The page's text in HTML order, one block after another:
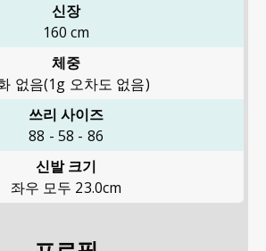
신장
160 cm
체중
없음(1g 오차도 없음)
쓰리 사이즈
88 - 58 - 86
신발 크기
좌우 모두 23.0cm